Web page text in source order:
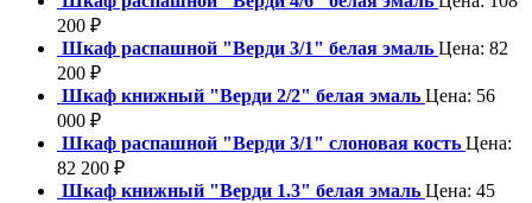
200 ₽
Шкаф распашной "Верди 3/1" белая эмаль Цена: 82
200 ₽
Шкаф книжный "Верди 2/2" белая эмаль Цена: 56
000 ₽
Шкаф распашной "Верди 3/1" слоновая кость Цена:
82 200 ₽
Шкаф книжный "Верди 1.3" белая эмаль Цена: 45